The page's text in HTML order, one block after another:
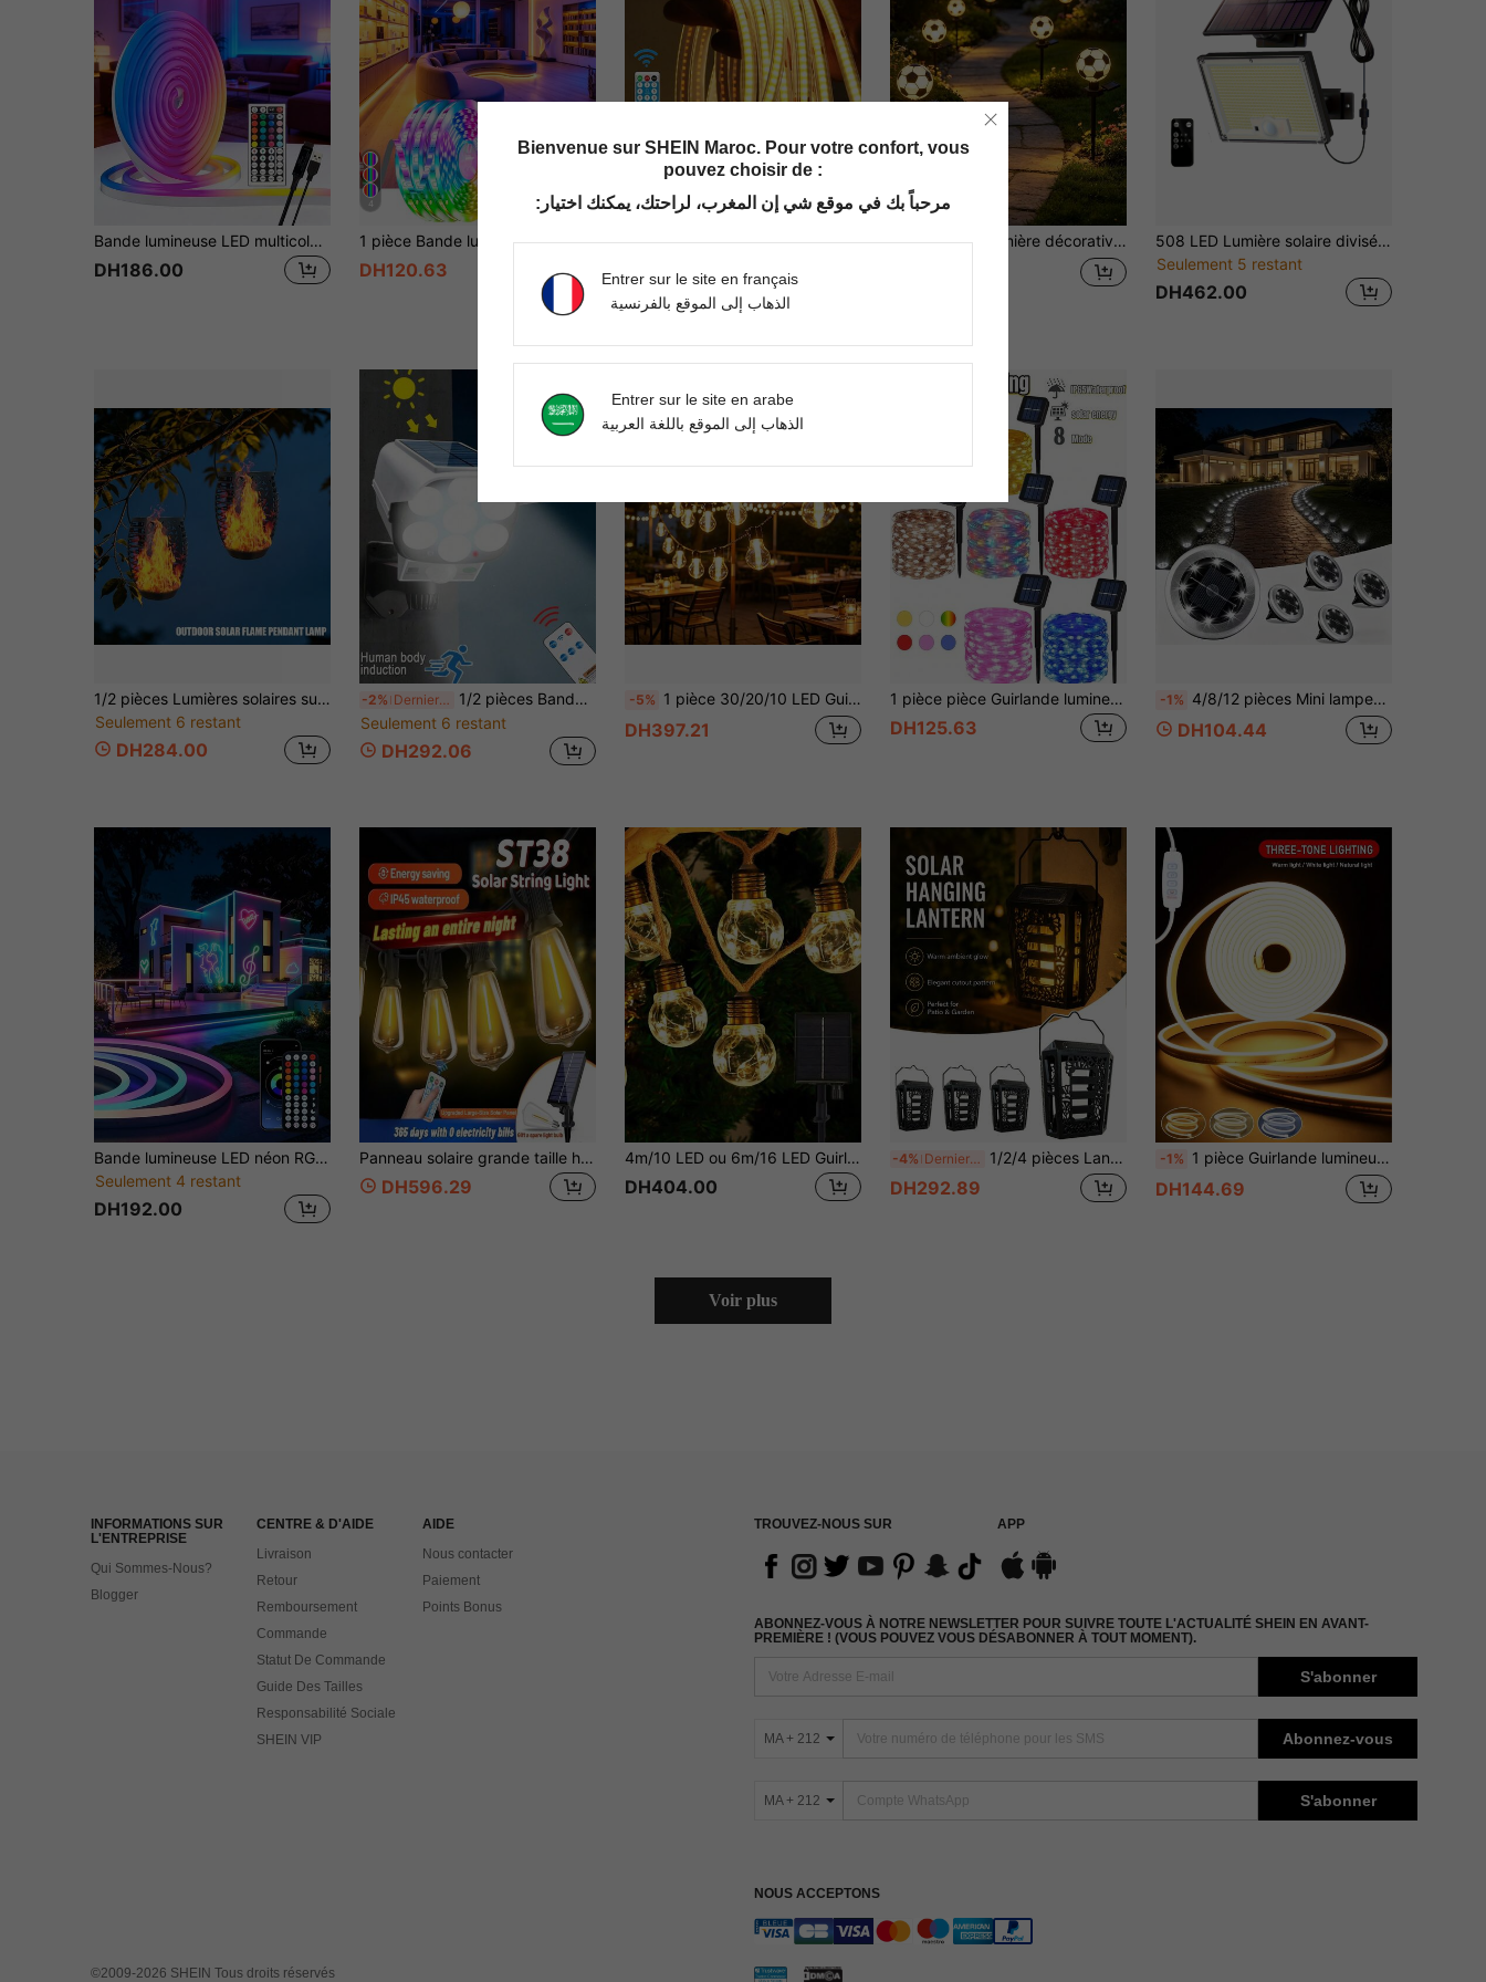
Bande lumineuse LED multicolore 1m avec prise USB, lumière néon flexible en silicone, graduable, pour décoration intérieure et extérieure, ordinateur/ordinateur portable, cuisine, chambre, salon et thème de Noël, avec télécommande, alimentation USB
DH186.00
4
1 pièce Bande lumineuse LED intelligente, bande lumineuse RGB 5050 de haute qualité à changement de couleur, contrôle par application, télécommande 44 touches, synchronisation musicale, convient pour la décoration de la maison, la chambre, la cuisine, la télévision, les fêtes de vacances, Noël
DH120.63
Bandes lumineuses solaires LED pour l'extérieur, 600 LED 300 LED Longues bandes lumineuses LED IP65 entièrement étanches Ruban acrylique avec télécommande auto-adhésif, découpable Éclairage solaire à allumage/extinction automatique pour patio, piscine, camping, décoration (alimentation solaire/USB)
DH180.00
-1% 1 pièce Lumière décorative de jardin solaire d'extérieur, décoration de piquet de sol football LED, lumière de paysage de piquet de sol football pour Noël et Halloween
508 LED Lumière solaire divisée extérieure étanche IP65, lampe de avec capteur de mouvement PIR et télécommande, panneau solaire séparé et détachable pour jardin, cour, garage
Seulement 5 restant
DH462.00
1/2 pièces Lumières solaires suspendues à flamme, lanternes solaires d'extérieur étanches IP44, lampe LED à effet de feu oscillant dynamique avec lueur chaude, lumière décorative suspendue sans fil avec allumage/extinction automatique pour jardin, cour, porche, pelouse, patio, Halloween, Noël, fête
Seulement 6 restant
DH284.00
-2% Derniers 3 jours
1/2 pièces Bande lumineuse solaire à capteur de mouvement 77 LED avec télécommande, projecteur sans fil extérieur similaire à une caméra de convenant pour hôtel, porche, jardin, cour, allée - Luminaire mural sans fil alimenté par énergie solaire
Seulement 6 restant
DH292.06
-5% 1 pièce 30/20/10 LED Guirlande lumineuse solaire, Lumières de fée LED blanc chaud pour extérieur, 8 modes de clignotement, IP65 étanche, Convient pour patio, jardin, arrière-cour, porche éclairage décoratif, fête et éclairage d'ambiance
DH397.21
1 pièce pièce Guirlande lumineuse solaire d'extérieur - 300/200/150/100/50 LED, Lumière solaire en fil de cuivre, IP65 étanche, 8 modes d'éclairage, Convient pour les jardins, terrasses, cours, mariages, camping, fêtes, clôtures, Halloween, arbres, fêtes de Noël
DH125.63
-1% 4/8/12 pièces Mini lampes solaires de sol imperméables premium, lampes de sol extérieures en acier inoxydable, éclairage paysager décoratif convenant pour le jardin, la cour, la villa, le patio, parfait pour l'ambiance de Noël et d'Halloween, décoration nocturne, éclairage de chemin/sol/marches/jardin
DH104.44
Bande lumineuse LED néon RGB 5V USB, longueurs 1m, 2m, 3m, 4m, 5m, avec télécommande infrarouge et fonction de contrôle sonore, bande lumineuse à changement de couleur, convient pour la chambre, le salon, la salle de jeux, les fêtes, la décoration de vacances. Lumière de corde néon, lumière d'armoire, lumière de nuit, lumière LED, bande lumineuse LED flexible, convient pour la chambre, prend en charge la télécommande et le contrôle par application, bande lumineuse RGB, convient pour Halloween, Noël et autres fêtes ou décoration lumineuse néon quotidienne à la maison, convient pour une utilisation intérieure et extérieure.
Seulement 4 restant
DH192.00
Panneau solaire grande taille haute efficacité pour la charge ST38 Guirlandes lumineuses de décoration de jardin Lumière chaude douce 2200K Ampoules LED antichoc Télécommande Étanche pour décoration suspendue dans la cour
DH596.29
4m/10 LED ou 6m/16 LED Guirlande lumineuse solaire vintage en corde, décoration de lumière pour le jardin extérieur, décoration de la maison, décoration extérieure pour l'automne
DH404.00
-4% Derniers 3 jours 1/2/4 pièces Lanternes à flamme suspendues à énergie solaire, lumières LED vintage ajourées avec effet de flamme vacillante réaliste, lumières de décoration de jardin extérieures étanches IP44, convenant pour les arbres, la terrasse, la cour, la cour intérieure, la décoration de fête d'Halloween, de Noël et des vacances
DH292.89
-1% 1 pièce Guirlande lumineuse néon tricolore d'extérieur, bande lumineuse LED néon intelligente d'extérieur, rétroéclairage TV, éclairage de miroir LED, guirlande lumineuse de jardin, éclairage 3 couleurs, gradable et changement de couleur, lampe à LED, (1m/2m/3m/4m/5m), alimenté par USB, contrôle par bouton, convient pour le jardin, le porche, la rambarde, la chambre, le salon, la salle de bain, créant une ambiance blanche chaude d'éclairage intérieur, technologie de gradation intelligente, éclairage d'ambiance flexible pour la diffusion en direct, éclairage de miroir de maquillage
DH144.69
Voir plus
INFORMATIONS SUR
L'ENTREPRISE
Qui Sommes-Nous?
Blogger
CENTRE & D'AIDE
Livraison
Retour
Remboursement
Commande
Statut De Commande
Guide Des Tailles
Responsabilité Sociale
SHEIN VIP
AIDE
Nous contacter
Paiement
Points Bonus
TROUVEZ-NOUS SUR APP
ABONNEZ-VOUS À NOTRE NEWSLETTER POUR SUIVRE TOUTE L'ACTUALITÉ SHEIN EN AVANT-
PREMIÈRE ! (VOUS POUVEZ VOUS DÉSABONNER À TOUT MOMENT).
S'abonner
MA + 212 Abonnez-vous
MA + 212 S'abonner
NOUS ACCEPTONS
©2009-2026 SHEIN Tous droits réservés
Bienvenue sur SHEIN Maroc. Pour votre confort, vous
pouvez choisir de :
مرحباً بك في موقع شي إن المغرب، لراحتك، يمكنك اختيار:
Entrer sur le site en français
الذهاب إلى الموقع بالفرنسية
Entrer sur le site en arabe
الذهاب إلى الموقع باللغة العربية